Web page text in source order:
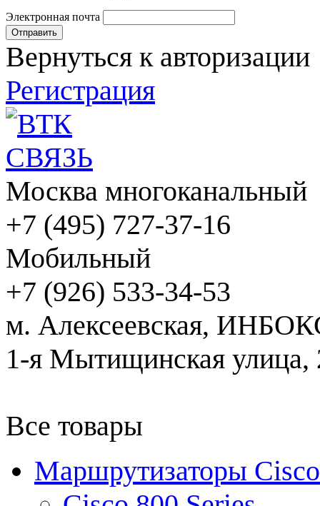
Электронная почта
Вернуться к авторизации
Регистрация
Москва многоканальный
+7 (495) 727-37-16
Мобильный
+7 (926) 533-34-53
м. Алексеевская,
1-я Мытищинская улица,
Все товары
Маршрутизаторы Cisco